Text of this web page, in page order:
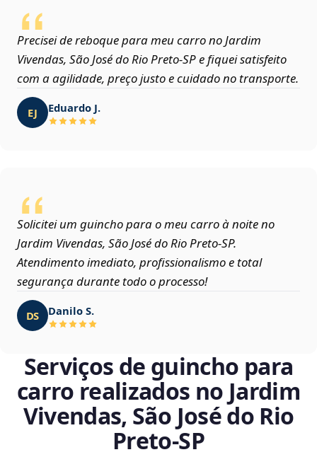
Precisei de reboque para meu carro no Jardim
Vivendas, São José do Rio Preto‑SP e fiquei satisfeito
com a agilidade, preço justo e cuidado no transporte.
EJ Eduardo J.
Solicitei um guincho para o meu carro à noite no
Jardim Vivendas, São José do Rio Preto‑SP.
Atendimento imediato, profissionalismo e total
segurança durante todo o processo!
DS Danilo S.
Serviços de guincho para
carro realizados no Jardim
Vivendas, São José do Rio
Preto‑SP